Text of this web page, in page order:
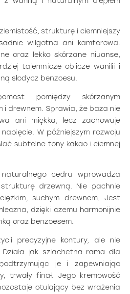
strukturę i ciemniejszy
wilgotna ani kamforowa.
oraz lekko skórzane niuanse,
tajemnicze oblicze wanilii i
słodycz benzoesu.
pomiędzy skórzanym
i drewnem. Sprawia, że baza nie
ani miękka, lecz zachowuje
napięcie. W późniejszym rozwoju
subtelne tony kakao i ciemnej
cedru wprowadza
drzewną. Nie pachnie
suchym drewnem. Jest
dzięki czemu harmonijnie
oraz benzoesem.
precyzyjne kontury, ale nie
Działa jak szlachetna rama dla
je i zapewniając
trwały finał. Jego kremowość
otulający bez wrażenia